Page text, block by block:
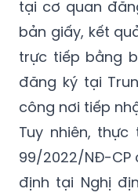
tại cơ quan
bản giấy, kết
trực tiếp bằng
đăng ký tại
công nơi tiếp
Tuy nhiên,
99/2022/NĐ-
định tại Nghị